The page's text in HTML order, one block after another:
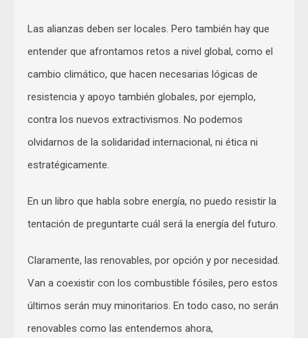
Las alianzas deben ser locales. Pero también hay que
entender que afrontamos retos a nivel global, como el
cambio climático, que hacen necesarias lógicas de
resistencia y apoyo también globales, por ejemplo,
contra los nuevos extractivismos. No podemos
olvidarnos de la solidaridad internacional, ni ética ni
estratégicamente.
En un libro que habla sobre energía, no puedo resistir la
tentación de preguntarte cuál será la energía del futuro.
Claramente, las renovables, por opción y por necesidad.
Van a coexistir con los combustible fósiles, pero estos
últimos serán muy minoritarios. En todo caso, no serán
renovables como las entendemos ahora,